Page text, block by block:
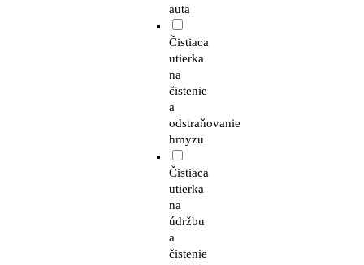
auta
Čistiaca
utierka
na
čistenie
a
odstraňovanie
hmyzu
Čistiaca
utierka
na
údržbu
a
čistenie